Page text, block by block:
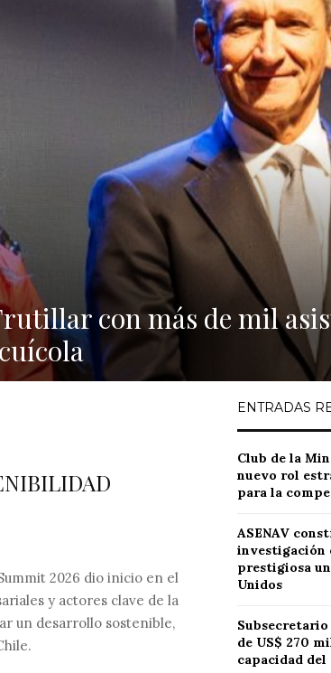
con más de mil
2026 dio inicio en el
y actores clave de la
un desarrollo sostenible,
ENTRADAS
Club de la
nuevo rol
para la
ASENAV
investigación
prestigiosa
Unidos
de US$ 270
capacidad